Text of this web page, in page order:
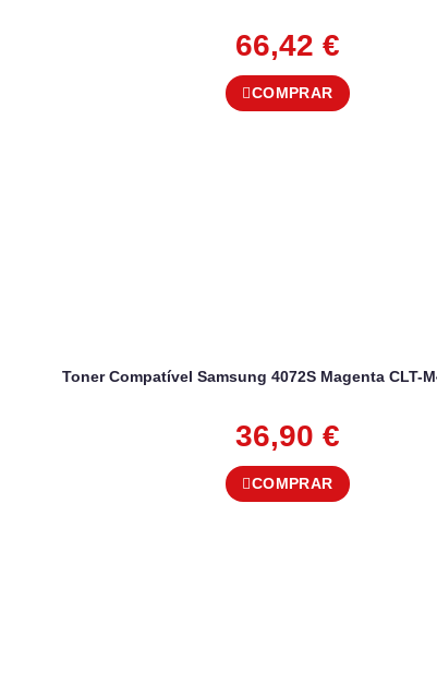
66,42 €
COMPRAR
Toner Compatível Samsung 4072S Magenta CLT-
36,90 €
COMPRAR